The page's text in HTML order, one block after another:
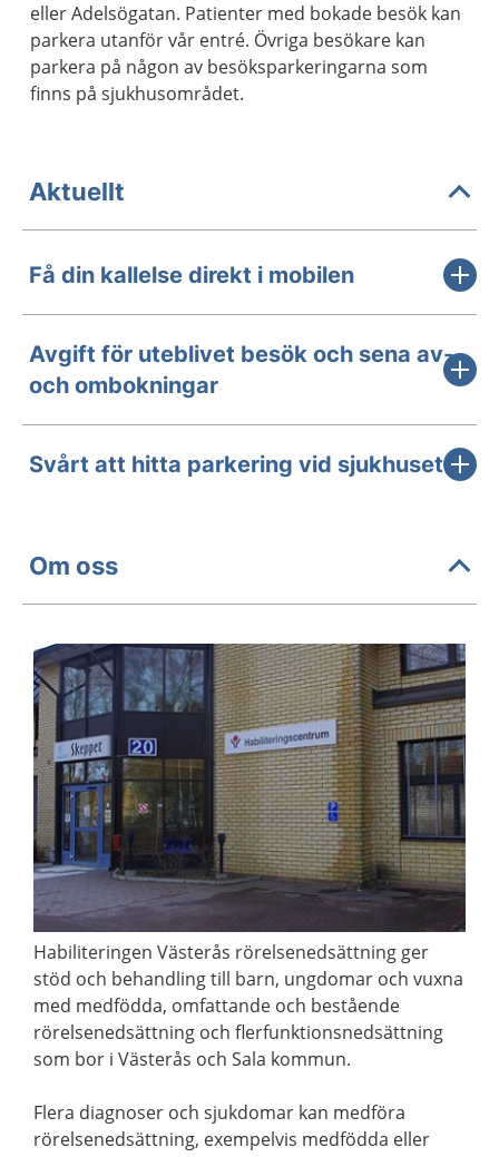
eller Adelsögatan. Patienter med bokade besök kan
parkera utanför vår entré. Övriga besökare kan
parkera på någon av besöksparkeringarna som
finns på sjukhusområdet.
Aktuellt
Få din kallelse direkt i mobilen
Avgift för uteblivet besök och sena av-
och ombokningar
Svårt att hitta parkering vid sjukhuset
Om oss
Habiliteringen Västerås rörelsenedsättning ger
stöd och behandling till barn, ungdomar och vuxna
med medfödda, omfattande och bestående
rörelsenedsättning och flerfunktionsnedsättning
som bor i Västerås och Sala kommun.
Flera diagnoser och sjukdomar kan medföra
rörelsenedsättning, exempelvis medfödda eller